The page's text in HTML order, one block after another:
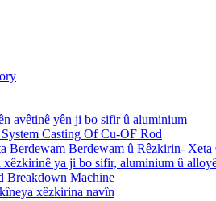
avêtinê yên ji bo sifir û aluminium
Casting Of Cu-OF Rod
Berdewam Berdewam û Rêzkirin- Xeta
xêzkirinê ya ji bo sifir, aluminium û
Breakdown Machine
xêzkirina navîn